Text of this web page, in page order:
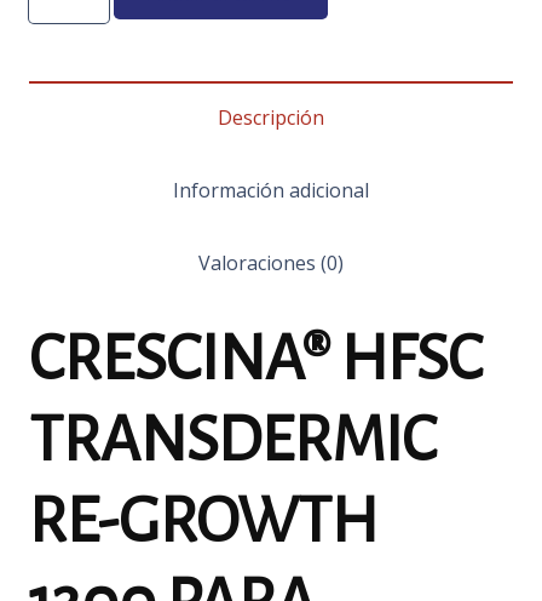
1300
Descripción
Información adicional
Valoraciones (0)
CRESCINA® HFSC
TRANSDERMIC
RE-GROWTH